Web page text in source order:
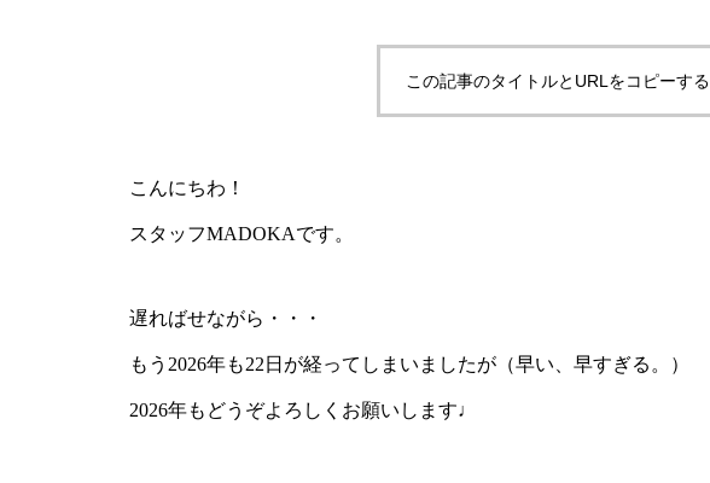
この記事のタイトルとURLをコピーする
こんにちわ！
スタッフMADOKAです。
遅ればせながら・・・
もう2026年も22日が経ってしまいましたが（早い、早すぎる。）
2026年もどうぞよろしくお願いします♩